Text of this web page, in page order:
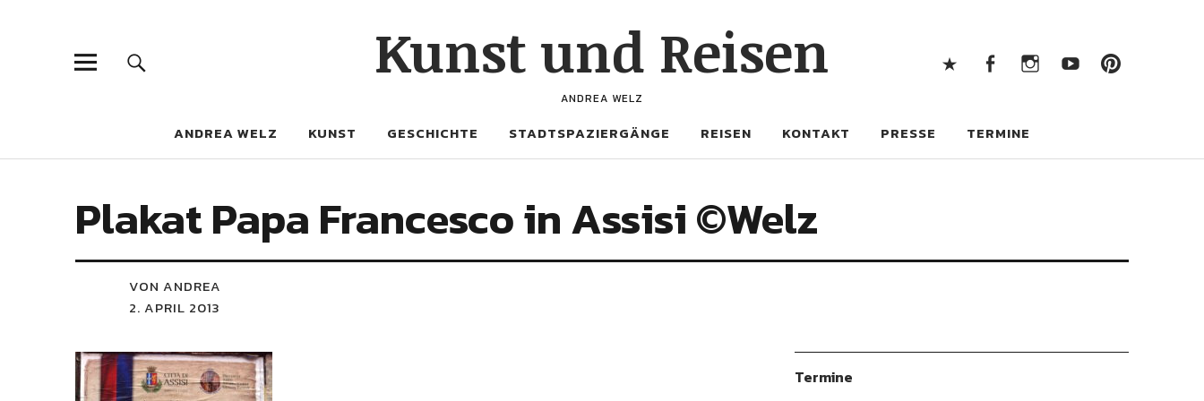
Kunst und Reisen
ANDREA WELZ
ANDREA WELZ KUNST GESCHICHTE STADTSPAZIERGÄNGE REISEN KONTAKT PRESSE TERMINE
Plakat Papa Francesco in Assisi ©Welz
VON ANDREA
2. APRIL 2013
Termine